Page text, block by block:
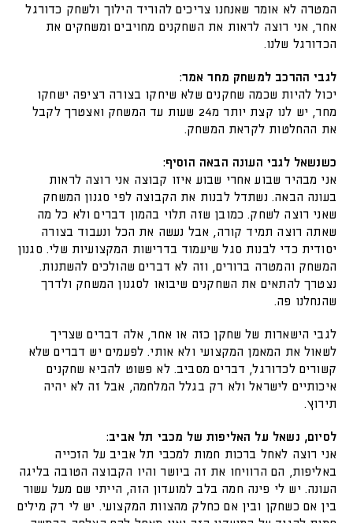
המטרה לא אומר שאנחנו צריכים להוריד הילוך ולשחק כדורגל
אחר, אני רוצה לראות את השחקנים מחויבים ומשחקים את
הכדורגל שלנו.
לגבי ההרכב למשחק מחר אמר:
יכול להיות שכמה שחקנים שלא שיחקו בצורה רציפה ישחקו
מחר, יש לנו קצת יותר מ24 שעות עד המשחק ואצטרך לקבל
את ההחלטות לקראת המשחק.
כשנשאל לגבי העונה הבאה הוסיף:
אני מבהיר שבוע אחרי שבוע איזו קבוצה אני רוצה לראות
בעונה הבאה. נשתדל לבנות את הקבוצה לפי סגנון המשחק
שאני רוצה לשחק. כמובן שזה תלוי בהמון דברים ולא כל מה
שאתה רוצה תמיד קורה, אבל נעשה את הכל ונעבוד בצורה
יסודית כדי לבנות סגל שיעמוד בדרישות המקצועיות שלי. סגנון
המשחק והמטרה ברורים, וזה לא דברים שהולכים להשתנות.
נצטרך להתאים את השחקנים שיבואו לסגנון המשחק ולדרך
שהנחלנו פה.
לגבי הישארות של שחקן כזה או אחר, אלה דברים שצריך
לשאול את המאמן המקצועי ולא אותי. לפעמים יש דברים שלא
קשורים לכדורגל, דברים מסביב. לא פשוט להביא שחקנים
איכותיים לישראל ולא רק בגלל המלחמה, אבל זה לא יהיה
תירוץ.
לסיום, נשאל על האליפות של מכבי תל אביב:
אני רוצה לאחל ברכות חמות למכבי תל אביב על הזכייה
באליפות, הם הרוויחו את זה ביושר והיו הקבוצה הטובה בליגה
העונה. יש לי פינה חמה בלב למועדון הזה, הייתי שם מעל עשור
בין אם כשחקן ובין אם כחלק מהצוות המקצועי. יש לי רק מילים